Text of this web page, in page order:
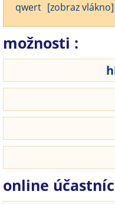
qwert [zobraz vlákno]
možnosti :
online